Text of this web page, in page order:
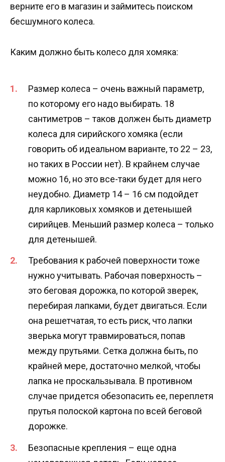
верните его в магазин и займитесь поиском
бесшумного колеса.
Каким должно быть колесо для хомяка:
Размер колеса – очень важный параметр,
по которому его надо выбирать. 18
сантиметров – таков должен быть диаметр
колеса для сирийского хомяка (если
говорить об идеальном варианте, то 22 – 23,
но таких в России нет). В крайнем случае
можно 16, но это все-таки будет для него
неудобно. Диаметр 14 – 16 см подойдет
для карликовых хомяков и детенышей
сирийцев. Меньший размер колеса – только
для детенышей.
Требования к рабочей поверхности тоже
нужно учитывать. Рабочая поверхность –
это беговая дорожка, по которой зверек,
перебирая лапками, будет двигаться. Если
она решетчатая, то есть риск, что лапки
зверька могут травмироваться, попав
между прутьями. Сетка должна быть, по
крайней мере, достаточно мелкой, чтобы
лапка не проскальзывала. В противном
случае придется обезопасить ее, переплетя
прутья полоской картона по всей беговой
дорожке.
Безопасные крепления – еще одна